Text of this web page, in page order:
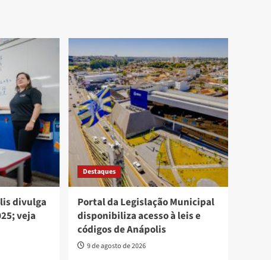
divulga
veja
Destaques
Portal da Legislação Municipal
disponibiliza acesso à leis e
códigos de Anápolis
9 de agosto de 2026